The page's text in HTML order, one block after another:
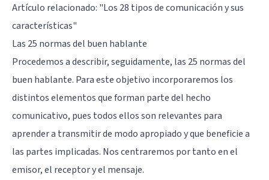
Artículo relacionado: "Los 28 tipos de comunicación y sus
características"
Las 25 normas del buen hablante
Procedemos a describir, seguidamente, las 25 normas del
buen hablante. Para este objetivo incorporaremos los
distintos elementos que forman parte del hecho
comunicativo, pues todos ellos son relevantes para
aprender a transmitir de modo apropiado y que beneficie a
las partes implicadas. Nos centraremos por tanto en el
emisor, el receptor y el mensaje.